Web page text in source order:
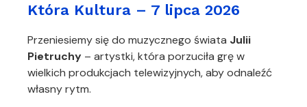
Która Kultura – 7 lipca 2026
Przeniesiemy się do muzycznego świata Julii
Pietruchy – artystki, która porzuciła grę w
wielkich produkcjach telewizyjnych, aby odnaleźć
własny rytm.